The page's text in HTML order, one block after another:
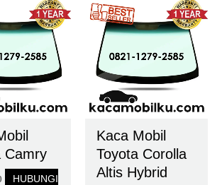
Camry
HUBUNGI
Kaca Mobil
Toyota Corolla
Altis Hybrid